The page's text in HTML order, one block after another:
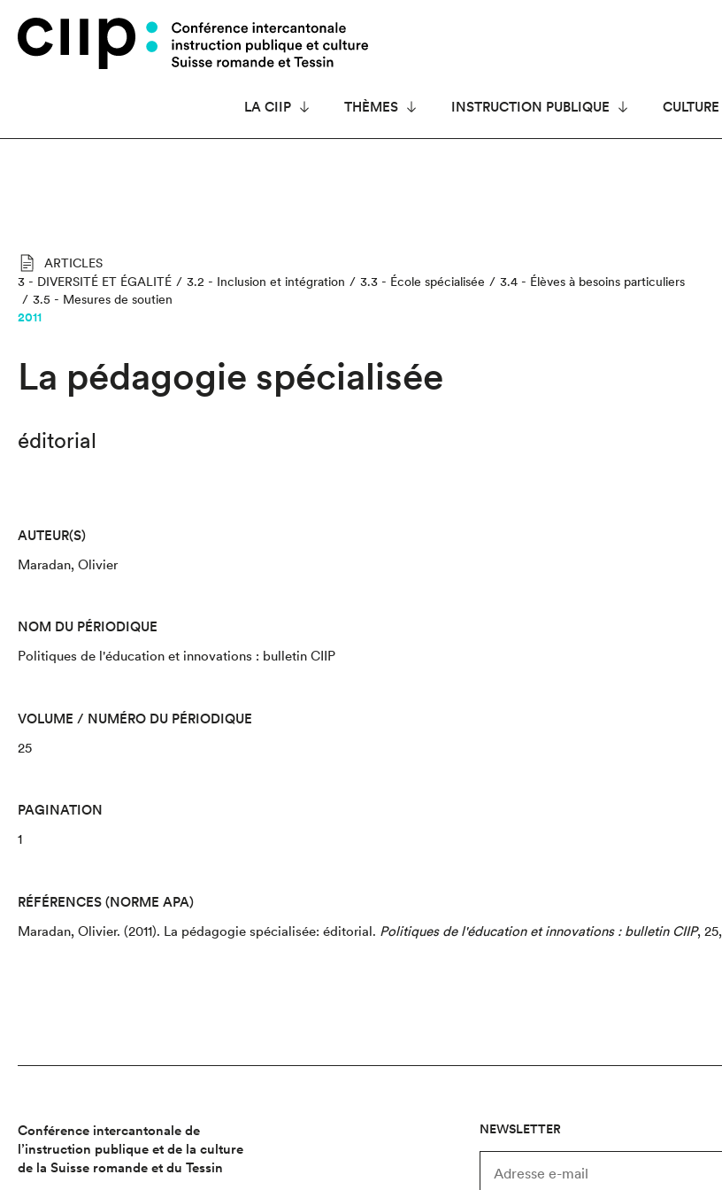
LA CIIP THÈMES INSTRUCTION PUBLIQUE CULTURE
ARTICLES
3 - DIVERSITÉ ET ÉGALITÉ
3.2 - Inclusion et intégration 3.3 - École spécialisée
3.4 - Élèves à besoins particuliers
3.5 - Mesures de soutien
2011
La pédagogie spécialisée
éditorial
AUTEUR(S)
Maradan, Olivier
NOM DU PÉRIODIQUE
Politiques de l'éducation et innovations : bulletin CIIP
VOLUME / NUMÉRO DU PÉRIODIQUE
25
PAGINATION
1
RÉFÉRENCES (NORME APA)
Maradan, Olivier. (2011). La pédagogie spécialisée: éditorial. Politiques de l'éducation et innovations : bulletin CIIP, 25,
Conférence intercantonale de
l’instruction publique et de la culture
de la Suisse romande et du Tessin
NEWSLETTER